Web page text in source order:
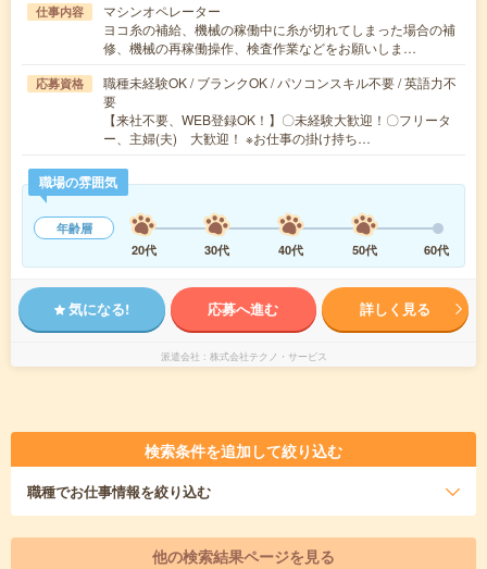
仕事内容
マシンオペレーター
ヨコ糸の補給、機械の稼働中に糸が切れてしまった場合の補
修、機械の再稼働操作、検査作業などをお願いしま…
応募資格
職種未経験OK / ブランクOK / パソコンスキル不要 / 英語力不
要
【来社不要、WEB登録OK！】〇未経験大歓迎！〇フリータ
ー、主婦(夫) 大歓迎！ ※お仕事の掛け持ち…
職場の雰囲気
年齢層
20代
30代 40代 50代 60代
気になる! 応募へ進む 詳しく見る
派遣会社 株式会社テクノ・サービス
検索条件を追加して絞り込む
職種でお仕事情報を絞り込む
他の検索結果ページを見る